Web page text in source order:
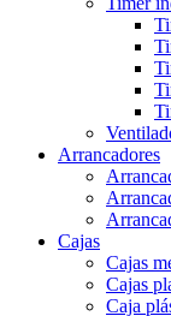
Arrancadores
Cajas
Cajas
Cajas
Caja